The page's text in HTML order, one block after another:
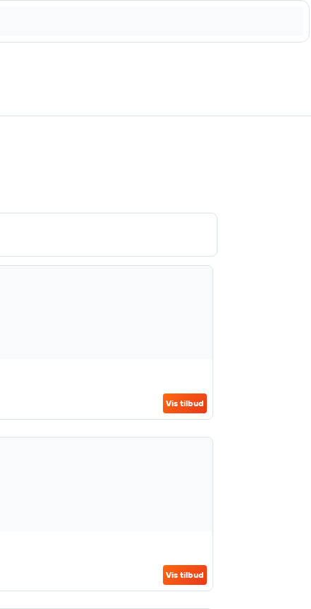
Vis tilbud
Vis tilbud